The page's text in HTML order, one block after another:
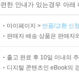
한 안내가 있는경우 아
마이페이지 > 반품/교환 신
판매자 배송 상품은 판매자
출고 완료 후 10일 이내의
디지털 콘텐츠인 eBook의